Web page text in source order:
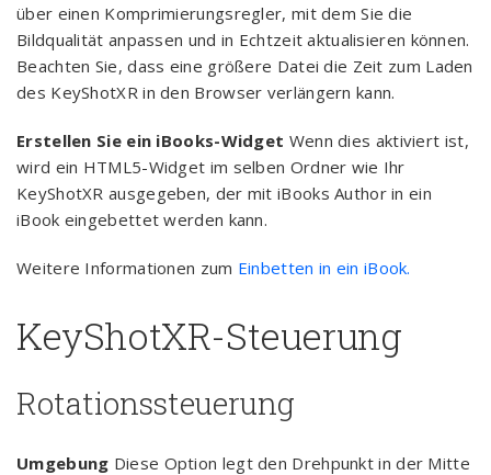
über einen Komprimierungsregler, mit dem Sie die
Bildqualität anpassen und in Echtzeit aktualisieren können.
Beachten Sie, dass eine größere Datei die Zeit zum Laden
des KeyShotXR in den Browser verlängern kann.
Erstellen Sie ein iBooks-Widget Wenn dies aktiviert ist,
wird ein HTML5-Widget im selben Ordner wie Ihr
KeyShotXR ausgegeben, der mit iBooks Author in ein
iBook eingebettet werden kann.
Weitere Informationen zum Einbetten in ein iBook.
KeyShotXR-Steuerung
Rotationssteuerung
Umgebung Diese Option legt den Drehpunkt in der Mitte